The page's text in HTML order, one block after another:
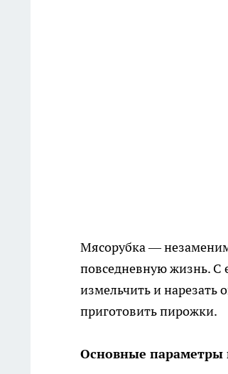
Мясорубка —
повседневную жизнь.
измельчить и нарезать
приготовить пирожки.
Основные параметры